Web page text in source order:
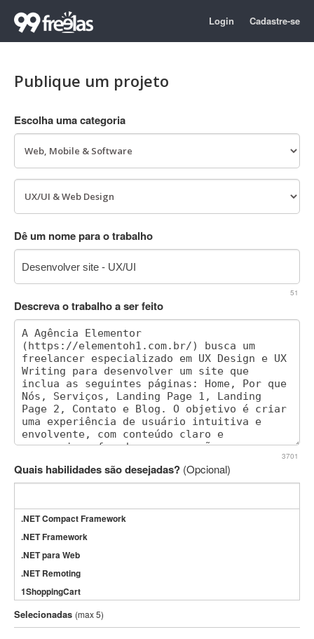
Login Cadastre-se
Publique um projeto
Escolha uma categoria
Dê um nome para o trabalho
51
Descreva o trabalho a ser feito
3701
Quais habilidades são desejadas? (Opcional)
.NET Compact Framework
.NET Framework
.NET para Web
.NET Remoting
1ShoppingCart
3DS Max
3GSM
Selecionadas (max 5)